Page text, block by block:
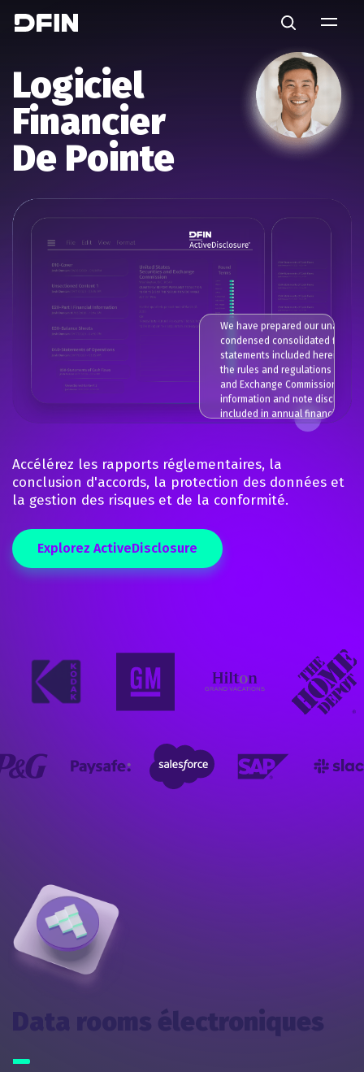
Search
Logiciel
Financier
De Pointe
We have prepared our
condensed consolidated
statements included herein
the rules and regulations of the
and Exchange Commission.
information and note
included in annual financial
prepared in accordance with
have been condensed or
pursuant to these rules and
although we have strong
the disclosures made are
condensed consolidated
statements contain all
Accélérez les rapports réglementaires, la
conclusion d'accords, la protection des données et
la gestion des risques et de la conformité.
Explorez ActiveDisclosure
Data rooms électroniques